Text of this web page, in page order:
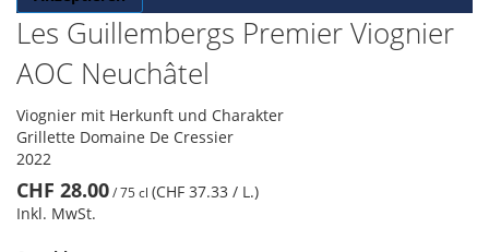
Les Guillembergs Premier Viognier
AOC Neuchâtel
Viognier mit Herkunft und Charakter
Grillette Domaine De Cressier
2022
CHF 28.00/75 cl (CHF 37.33 / L.)
Inkl. MwSt.